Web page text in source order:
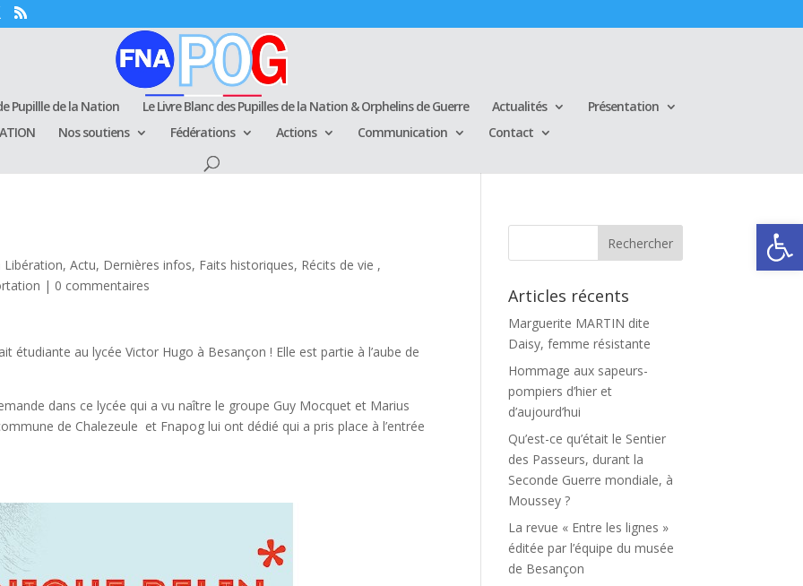
Ouvrir
Pupillle de la Nation Le Livre Blanc des Pupilles de la Nation & Orphelins de Guerre Actualités
Présentation
Nos soutiens Fédérations Actions Communication Contact
Libération,Actu, Dernières infos, Faits historiques, Récits de vie ,
| 0 commentaires
étudiante au lycée Victor Hugo à Besançon ! Elle est partie à l’aube de
dans ce lycée qui a vu naître le groupe Guy Mocquet et Marius
de Chalezeule et Fnapog lui ont dédié qui a pris place à l’entrée
Articles récents
Marguerite MARTIN dite
Daisy, femme résistante
Hommage aux sapeurs-
pompiers d’hier et
d’aujourd’hui
Qu’est-ce qu’était le Sentier
des Passeurs, durant la
Seconde Guerre mondiale, à
Moussey ?
La revue « Entre les lignes »
éditée par l’équipe du musée
de Besançon